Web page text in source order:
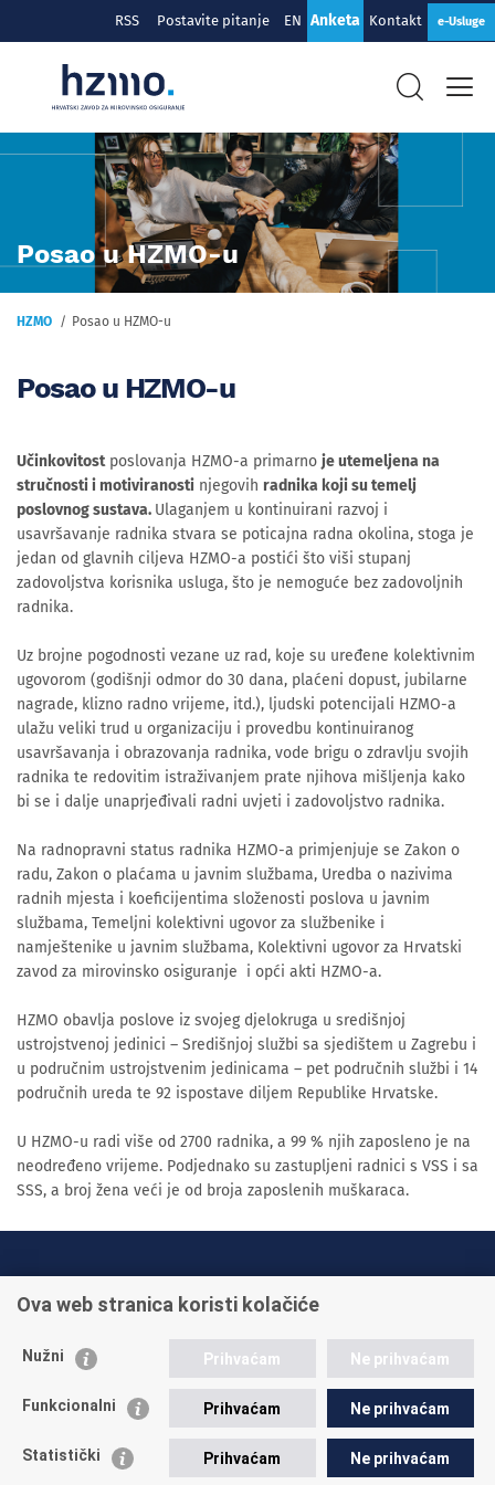
RSS Postavite pitanje EN Anketa Kontakt e-Usluge
Posao u HZMO-u
HZMO Posao u HZMO-u
Posao u HZMO-u
Učinkovitostposlovanja HZMO-a primarno je utemeljena na
stručnosti i motiviranosti njegovih radnika koji su temelj
poslovnog sustava. Ulaganjem u kontinuirani razvoj i
usavršavanje radnika stvara se poticajna radna okolina, stoga je
jedan od glavnih ciljeva HZMO-a postići što viši stupanj
zadovoljstva korisnika usluga, što je nemoguće bez zadovoljnih
radnika.
Uz brojne pogodnosti vezane uz rad, koje su uređene kolektivnim
ugovorom (godišnji odmor do 30 dana, plaćeni dopust, jubilarne
nagrade, klizno radno vrijeme, itd.), ljudski potencijali HZMO-a
ulažu veliki trud u organizaciju i provedbu kontinuiranog
usavršavanja i obrazovanja radnika, vode brigu o zdravlju svojih
radnika te redovitim istraživanjem prate njihova mišljenja kako
bi se i dalje unaprjeđivali radni uvjeti i zadovoljstvo radnika.
Na radnopravni status radnika HZMO-a primjenjuje se Zakon o
radu, Zakon o plaćama u javnim službama, Uredba o nazivima
radnih mjesta i koeficijentima složenosti poslova u javnim
službama, Temeljni kolektivni ugovor za službenike i
namještenike u javnim službama, Kolektivni ugovor za Hrvatski
zavod za mirovinsko osiguranje i opći akti HZMO-a.
HZMO obavlja poslove iz svojeg djelokruga u središnjoj
ustrojstvenoj jedinici – Središnjoj službi sa sjedištem u Zagrebu i
u područnim ustrojstvenim jedinicama – pet područnih službi i 14
područnih ureda te 92 ispostave diljem Republike Hrvatske.
U HZMO-u radi više od 2700 radnika, a 99 % njih zaposleno je na
neodređeno vrijeme. Podjednako su zastupljeni radnici s VSS i sa
SSS, a broj žena veći je od broja zaposlenih muškaraca.
+385 1 45 95 011
Postavite pitanje
Ova web stranica koristi kolačiće
Nužni Prihvaćam Ne prihvaćam
Funkcionalni Prihvaćam Ne prihvaćam
Statistički Prihvaćam Ne prihvaćam